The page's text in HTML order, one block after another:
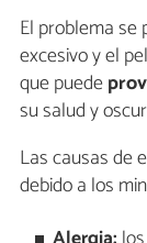
El problema se
excesivo y el
que puede
su salud y
Las causas de
debido a los